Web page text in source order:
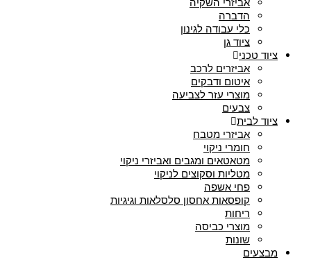
אביזרי השקיה
הדברה
כלי עבודה לגינון
ציוד גן
ציוד טכני
אביזרים לרכב
איטום ודבקים
מוצרי עזר לצביעה
צבעים
ציוד לבית
אביזרי מטבח
חומרי ניקוי
מטאטאים ומגבים ואביזרי ניקוי
מטליות וסקוצים לניקוי
פחי אשפה
קופסאות אחסון סלסלאות וגיגיות
ריחות
מוצרי כביסה
שונות
מבצעים